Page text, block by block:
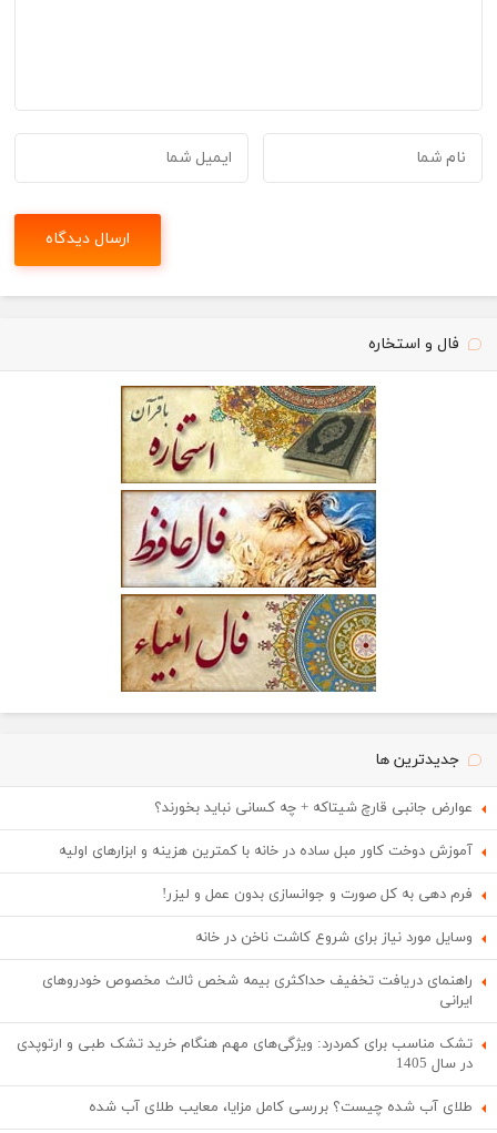
فال و استخاره
جدیدترین ها
عوارض جانبی قارچ شیتاکه + چه کسانی نباید بخورند؟
آموزش دوخت کاور مبل ساده در خانه با کمترین هزینه و ابزارهای اولیه
فرم دهی به کل صورت و جوانسازی بدون عمل و لیزر!
وسایل مورد نیاز برای شروع کاشت ناخن در خانه
راهنمای دریافت تخفیف حداکثری بیمه شخص ثالث مخصوص خودروهای
ایرانی
تشک مناسب برای کمردرد: ویژگی‌های مهم هنگام خرید تشک طبی و ارتوپدی
در سال 1405
طلای آب شده چیست؟ بررسی کامل مزایا، معایب طلای آب شده